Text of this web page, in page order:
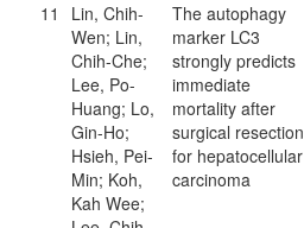
11
Lin, Chih-
Wen; Lin,
Chih-Che;
Lee, Po-
Huang; Lo,
Gin-Ho;
Hsieh, Pei-
Min; Koh,
Kah Wee;
The autophagy
marker LC3
strongly predicts
immediate
mortality after
surgical resection
for hepatocellular
carcinoma